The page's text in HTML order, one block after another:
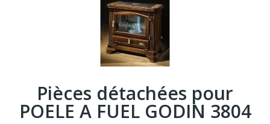
Pièces détachées pour
POELE A FUEL GODIN 3804